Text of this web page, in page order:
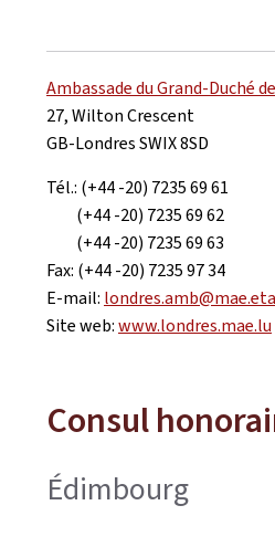
Ambassade du Grand-Duché
27, Wilton Crescent
GB-Londres SWIX 8SD
Tél.: (+44 -20) 7235 69 61
(+44 -20) 7235 69 62
(+44 -20) 7235 69 63
Fax: (+44 -20) 7235 97 34
E-mail:
Site web:www.londres.mae.lu
Consul
Édimbourg